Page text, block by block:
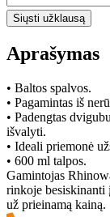
Aprašymas
• Baltos spalvos.
• Pagamintas iš
• Padengtas
išvalyti.
• Ideali priemonė
• 600 ml talpos.
Gamintojas
rinkoje besiskinanti
už prieinamą kainą.